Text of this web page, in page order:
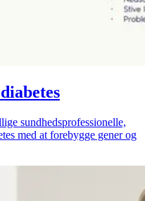
sundhedsprofessionelle,
med at forebygge gener og